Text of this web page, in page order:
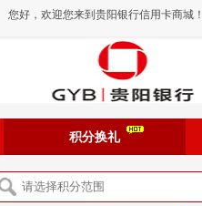
您好，欢迎您来到贵阳银行信用卡商城！
积分换礼